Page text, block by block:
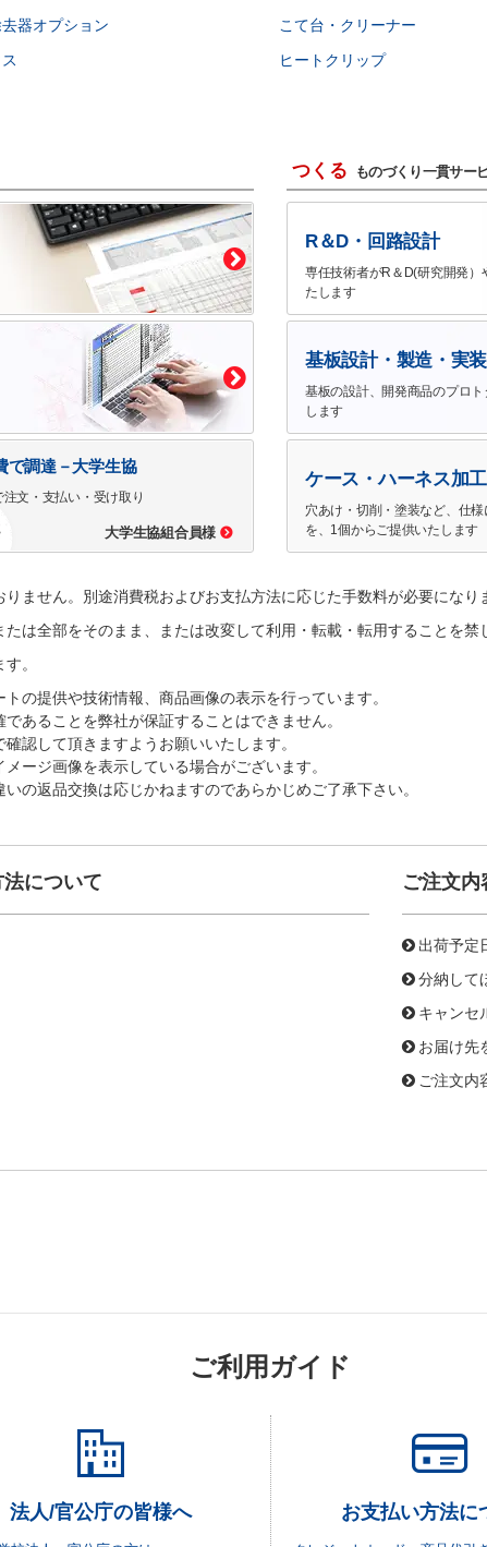
器オプション こて台・クリーナー
ヒートクリップ
で調達－大学生協
注文・支払い・受け取り
大学生協組合員様
つくる ものづくり一貫サー
R＆D・回路設計
専任技術者がR＆D(研究開発
たします
基板設計・製造・実装
基板の設計、開発商品のプロ
します
ケース・ハーネス加工
穴あけ・切削・塗装など、仕
を、1個からご提供いたします
ません。別途消費税およびお支払方法に応じた手数料が必要になり
は全部をそのまま、または改変して利用・転載・転用することを禁
。
の提供や技術情報、商品画像の表示を行っています。
あることを弊社が保証することはできません。
認して頂きますようお願いいたします。
ージ画像を表示している場合がございます。
の返品交換は応じかねますのであらかじめご了承下さい。
について ご注文内
出荷予定
分納して
キャンセ
お届け先
ご注文内
ご利用ガイド
法人/官公庁の皆様へ お支払い方法に